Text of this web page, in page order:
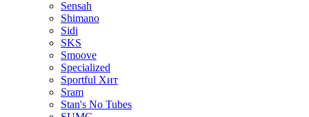
Sensah
Shimano
Sidi
SKS
Smoove
Specialized
Sportful Хит
Sram
Stan's No Tubes